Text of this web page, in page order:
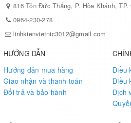
816 Tôn Đức Thắng, P. Hòa Khánh,
0964-230-278
linhkienvietnic3012@gmail.com
HƯỚNG DẪN
Hướng dẫn mua hàng
Giao nhận và thanh toán
Đổi trả và bảo hành
Điều
Điều
Dịch